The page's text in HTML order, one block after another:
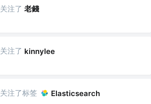
关注了 老錢
关注了 kinnylee
关注了标签 Elasticsearch